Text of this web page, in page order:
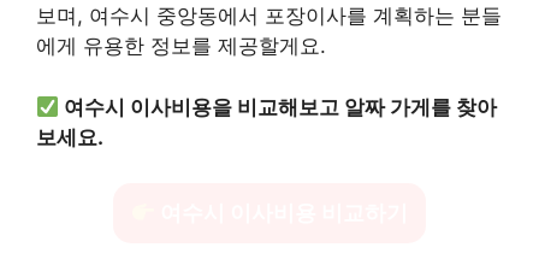
보며, 여수시 중앙동에서 포장이사를 계획하는 분들
에게 유용한 정보를 제공할게요.
여수시 이사비용을 비교해보고 알짜 가게를 찾아
보세요.